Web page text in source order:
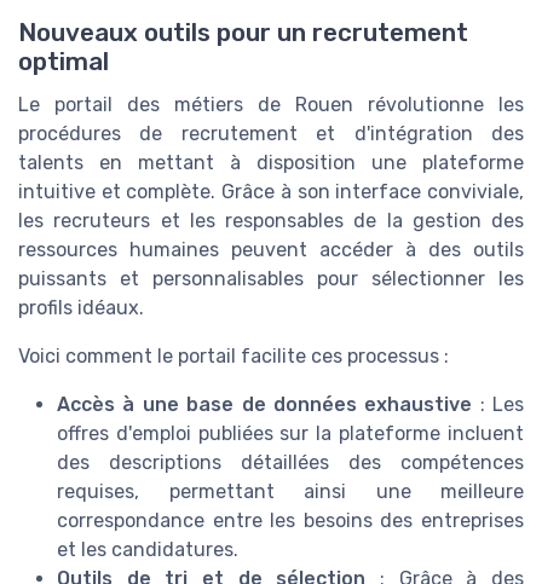
Nouveaux outils pour un recrutement
optimal
Le portail des métiers de Rouen révolutionne les
procédures de recrutement et d'intégration des
talents en mettant à disposition une plateforme
intuitive et complète. Grâce à son interface conviviale,
les recruteurs et les responsables de la gestion des
ressources humaines peuvent accéder à des outils
puissants et personnalisables pour sélectionner les
profils idéaux.
Voici comment le portail facilite ces processus :
Accès à une base de données exhaustive : Les
offres d'emploi publiées sur la plateforme incluent
des descriptions détaillées des compétences
requises, permettant ainsi une meilleure
correspondance entre les besoins des entreprises
et les candidatures.
Outils de tri et de sélection : Grâce à des